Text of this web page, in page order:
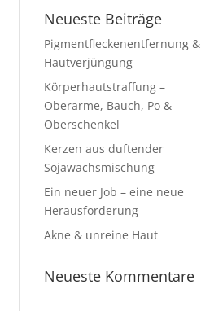
Neueste Beiträge
Pigmentfleckenentfernung &
Hautverjüngung
Körperhautstraffung –
Oberarme, Bauch, Po &
Oberschenkel
Kerzen aus duftender
Sojawachsmischung
Ein neuer Job – eine neue
Herausforderung
Akne & unreine Haut
Neueste Kommentare